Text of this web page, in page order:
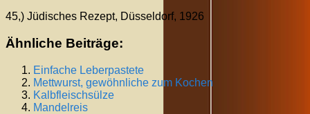
45,) Jüdisches Rezept, Düsseldorf, 1926
Ähnliche Beiträge:
Einfache Leberpastete
Mettwurst, gewöhnliche zum Kochen
Kalbfleischsülze
Mandelreis